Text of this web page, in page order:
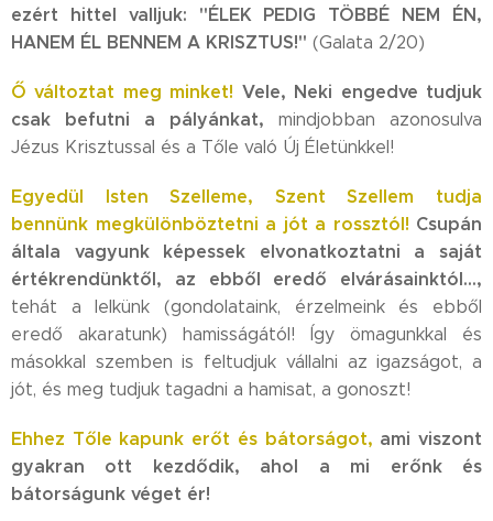
ezért hittel valljuk: "ÉLEK PEDIG TÖBBÉ NEM ÉN,
HANEM ÉL BENNEM A KRISZTUS!" (Galata 2/20)
Ő változtat meg minket! Vele, Neki engedve tudjuk
csak befutni a pályánkat, mindjobban azonosulva
Jézus Krisztussal és a Tőle való Új Életünkkel!
Egyedül Isten Szelleme, Szent Szellem tudja
bennünk megkülönböztetni a jót a rossztól! Csupán
általa vagyunk képessek elvonatkoztatni a saját
értékrendünktől, az ebből eredő elvárásainktól...,
tehát a lelkünk (gondolataink, érzelmeink és ebből
eredő akaratunk) hamisságától! Így ömagunkkal és
másokkal szemben is feltudjuk vállalni az igazságot, a
jót, és meg tudjuk tagadni a hamisat, a gonoszt!
Ehhez Tőle kapunk erőt és bátorságot, ami viszont
gyakran ott kezdődik, ahol a mi erőnk és
bátorságunk véget ér!